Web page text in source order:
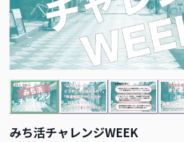
みち活チャレンジWEEK